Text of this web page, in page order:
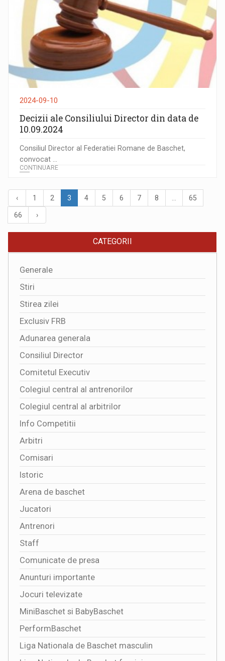
2024-09-10
Decizii ale Consiliului Director din data de
10.09.2024
Consiliul Director al Federatiei Romane de Baschet,
convocat ...
CONTINUARE
‹ 1 2 3 4 5 6 7 8 65
66 ›
CATEGORII
Generale
Stiri
Stirea zilei
Exclusiv FRB
Adunarea generala
Consiliul Director
Comitetul Executiv
Colegiul central al antrenorilor
Colegiul central al arbitrilor
Info Competitii
Arbitri
Comisari
Istoric
Arena de baschet
Jucatori
Antrenori
Staff
Comunicate de presa
Anunturi importante
Jocuri televizate
MiniBaschet si BabyBaschet
PerformBaschet
Liga Nationala de Baschet masculin